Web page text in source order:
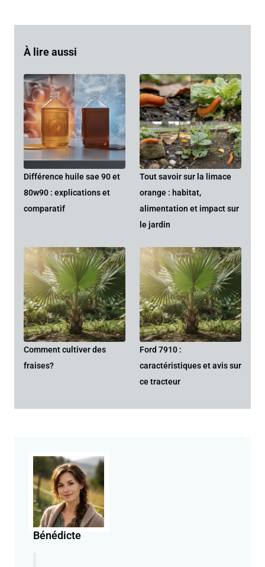
À lire aussi
Différence huile sae 90 et
80w90 : explications et
comparatif
Tout savoir sur la limace
orange : habitat,
alimentation et impact sur
le jardin
Comment cultiver des
fraises?
Ford 7910 :
caractéristiques et avis sur
ce tracteur
Bénédicte